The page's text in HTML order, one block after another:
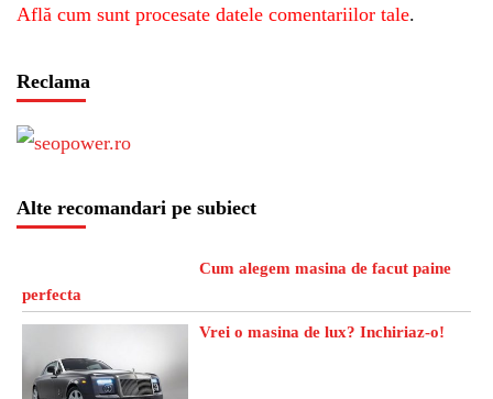
Află cum sunt procesate datele comentariilor tale.
Reclama
Alte recomandari pe subiect
Cum alegem masina de facut paine
perfecta
Vrei o masina de lux? Inchiriaz-o!